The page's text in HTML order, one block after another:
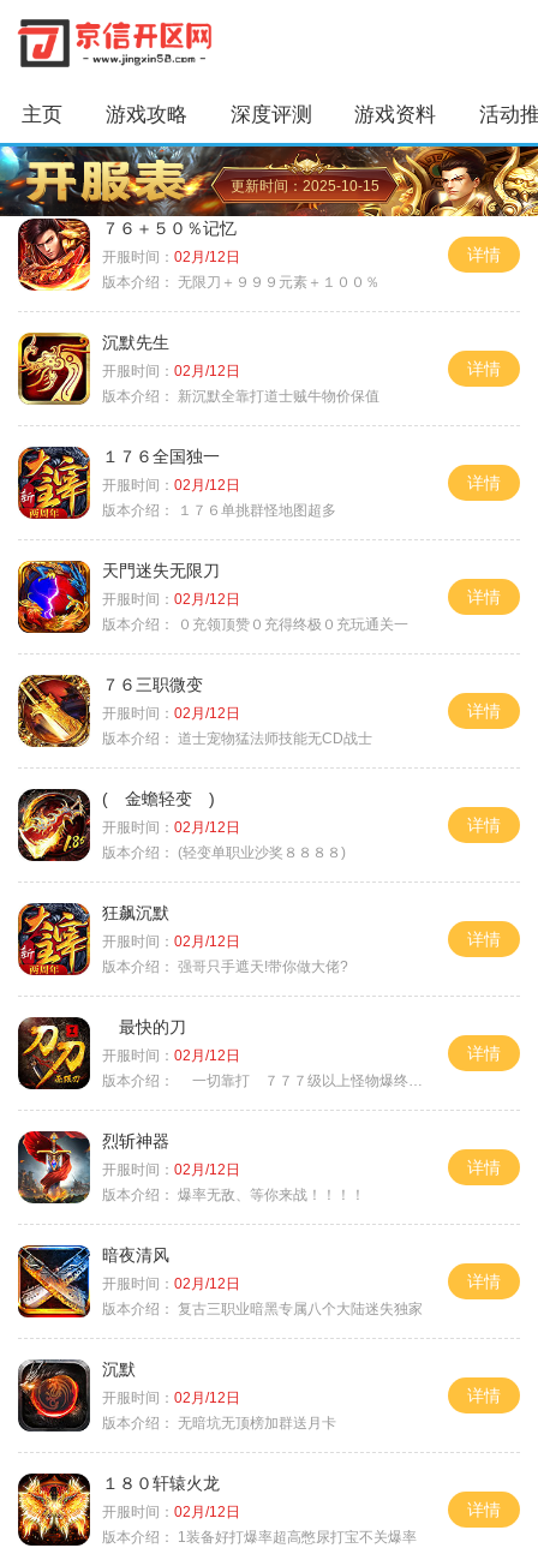
主页 游戏攻略 深度评测 游戏资料 活动
更新时间：2025-10-15
７６＋５０％记忆
开服时间： 02月/12日
版本介绍： 无限刀＋９９９元素＋１００％
详情
沉默先生
开服时间： 02月/12日
版本介绍：
新沉默全靠打道士贼牛物价保值
详情
１７６全国独一
开服时间： 02月/12日
版本介绍：
１７６单挑群怪地图超多
详情
天門迷失无限刀
开服时间： 02月/12日
版本介绍：
０充领顶赞０充得终极０充玩通关一
详情
７６三职微变
开服时间： 02月/12日
版本介绍： 道士宠物猛法师技能无CD战士
详情
( 金蟾轻变 )
开服时间： 02月/12日
版本介绍： (轻变单职业沙奖８８８８)
详情
狂飙沉默
开服时间： 02月/12日
版本介绍： 强哥只手遮天!带你做大佬?
详情
最快的刀
开服时间： 02月/12日
版本介绍：
一切靠打 ７７７级以上怪物爆终极
详情
烈斩神器
开服时间： 02月/12日
版本介绍： 爆率无敌、等你来战！！！！
详情
暗夜清风
开服时间： 02月/12日
版本介绍： 复古三职业暗黑专属八个大陆迷失独家
详情
沉默
开服时间： 02月/12日
版本介绍： 无暗坑无顶榜加群送月卡
详情
１８０轩辕火龙
开服时间： 02月/12日
版本介绍：
1装备好打爆率超高憋尿打宝不关爆率
详情